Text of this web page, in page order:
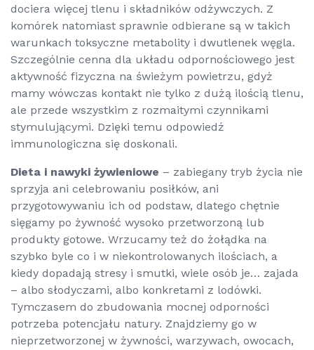
dociera więcej tlenu i składników odżywczych. Z
komórek natomiast sprawnie odbierane są w takich
warunkach toksyczne metabolity i dwutlenek węgla.
Szczególnie cenna dla układu odpornościowego jest
aktywność fizyczna na świeżym powietrzu, gdyż
mamy wówczas kontakt nie tylko z dużą ilością tlenu,
ale przede wszystkim z rozmaitymi czynnikami
stymulującymi. Dzięki temu odpowiedź
immunologiczna się doskonali.
Dieta i nawyki żywieniowe – zabiegany tryb życia nie
sprzyja ani celebrowaniu posiłków, ani
przygotowywaniu ich od podstaw, dlatego chętnie
sięgamy po żywność wysoko przetworzoną lub
produkty gotowe. Wrzucamy też do żołądka na
szybko byle co i w niekontrolowanych ilościach, a
kiedy dopadają stresy i smutki, wiele osób je… zajada
– albo słodyczami, albo konkretami z lodówki.
Tymczasem do zbudowania mocnej odporności
potrzeba potencjału natury. Znajdziemy go w
nieprzetworzonej w żywności, warzywach, owocach,